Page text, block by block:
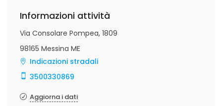
Informazioni attività
Via Consolare Pompea, 1809
98165 Messina ME
Indicazioni stradali
3500330869
Aggiorna i dati